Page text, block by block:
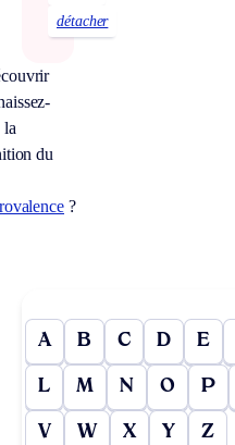
détacher
la
du
?
A B C D E
L M N O P
V W X Y Z